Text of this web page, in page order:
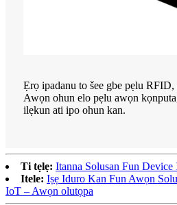
Ẹrọ ipadanu to šee gbe pẹlu
Awọn ohun elo pẹlu awọn
ilẹkun ati ipo ohun kan.
Ti tẹlẹ: Itanna Solusan Fun Device
Itele: Iṣẹ Iduro Kan Fun Awọn
IoT – Awọn olutọpa